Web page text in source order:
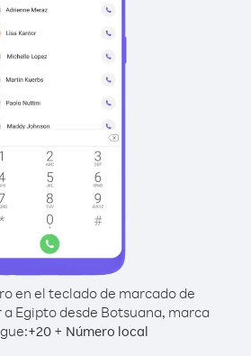
en el teclado de marcado de
Egipto desde Botsuana, marca
+20+ Número local